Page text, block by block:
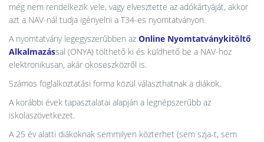
még nem rendelkezik vele, vagy elvesztette az adókártyáját, akkor
azt a NAV-nál tudja igényelni a T34-es nyomtatványon.
A nyomtatvány legegyszerűbben az Online Nyomtatványkitöltő
Alkalmazással (ONYA) tölthető ki és küldhető be a NAV-hoz
elektronikusan, akár okoseszközről is.
Számos foglalkoztatási forma közül választhatnak a diákok.
A korábbi évek tapasztalatai alapján a legnépszerűbb az
iskolaszövetkezet.
A 25 év alatti diákoknak semmilyen közterhet (sem szja-t, sem